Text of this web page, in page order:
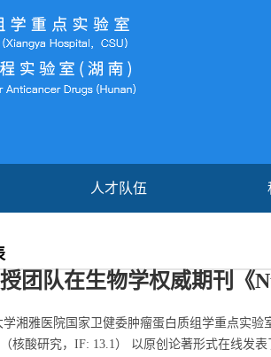
人才队伍
团队在生物学权威期刊《
湘雅医院国家卫健委肿瘤蛋白质组学重点实验
（核酸研究，IF: 13.1） 以原创论著形式在线发